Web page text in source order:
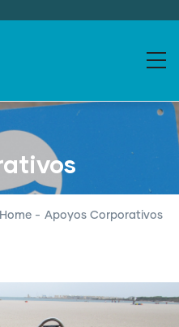
Home - Apoyos Corporativos